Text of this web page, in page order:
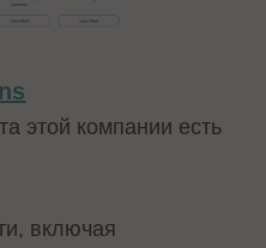
этой компании есть
включая